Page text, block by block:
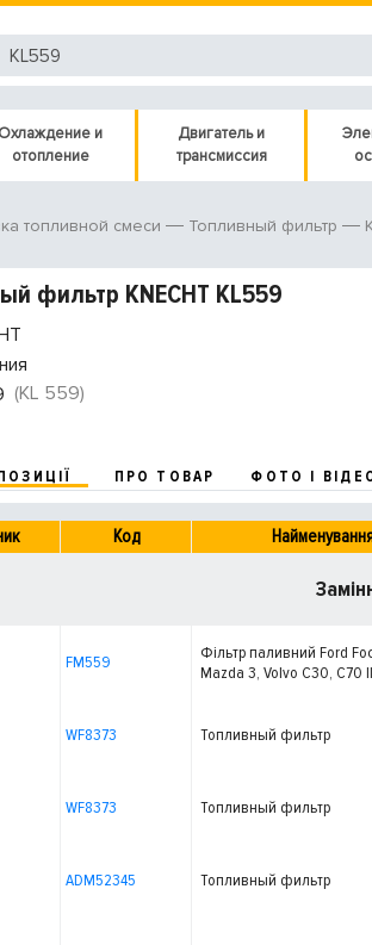
Охлаждение и
отопление
Двигатель и
трансмиссия
топливной смеси Топливный фильтр
фильтр KNECHT KL559
(KL 559)
ПРО ТОВАР ФОТО І
Код
FM559
Фільтр паливний Ford
Mazda 3, Volvo C30, C70
WF8373 Топливный фильтр
WF8373 Топливный фильтр
ADM52345 Топливный фильтр